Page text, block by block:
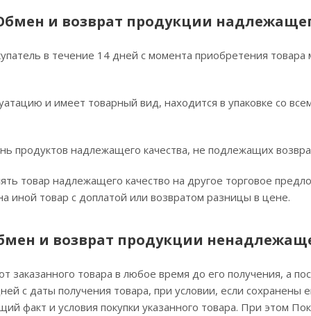
и возврат продукции
в течение 14 дней с момента приобретения
и имеет товарный вид, находится в упаковке со
надлежащего качества, не подлежащих
товар надлежащего качество на другое торговое
иной товар с доплатой или возвратом разницы в цене.
и возврат продукции
заказанного товара в любое время до его получения, а
с даты получения товара, при условии, если сохранены
факт и условия покупки указанного товара. При этом